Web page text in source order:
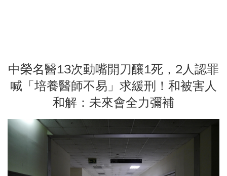
中榮名醫13次動嘴開刀釀1死，2人認罪
喊「培養醫師不易」求緩刑！和被害人
和解：未來會全力彌補